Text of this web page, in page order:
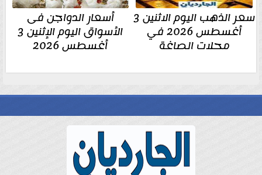
سعر الذهب اليوم الاثنين 3
أغسطس 2026 في
محلات الصاغة
أسعار الدواجن فى
الأسواق اليوم الإثنين 3
أغسطس 2026